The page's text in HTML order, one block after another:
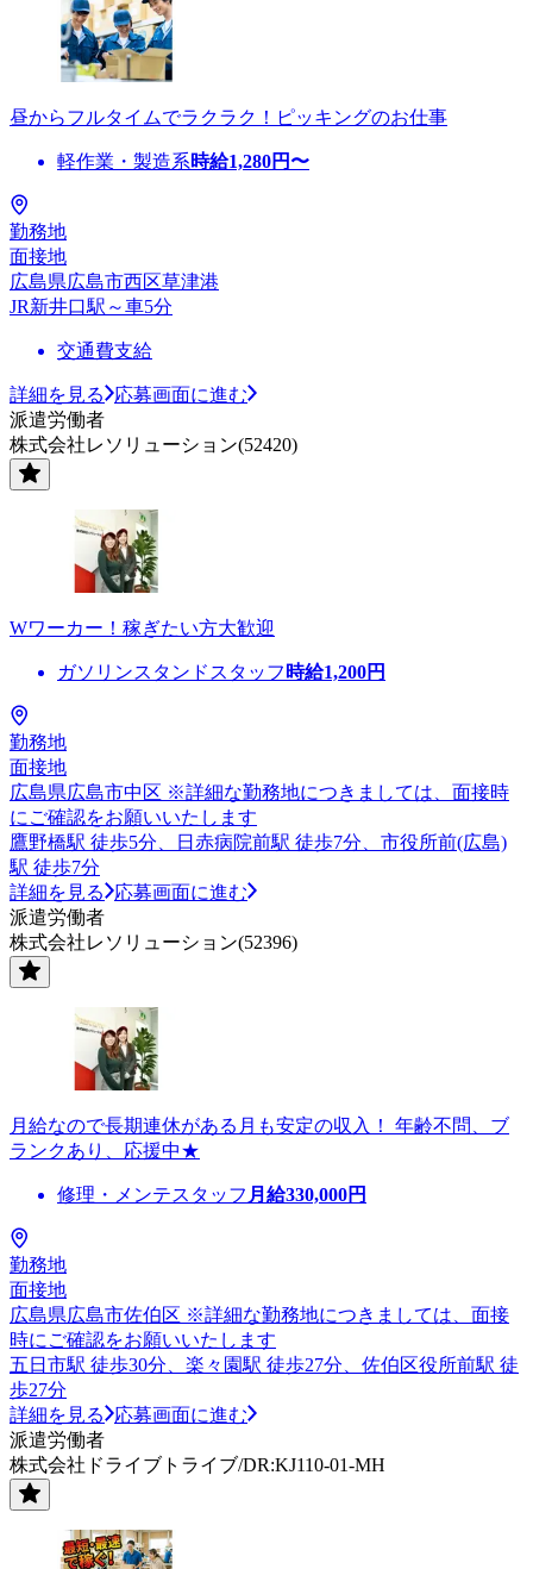
昼からフルタイムでラクラク！ピッキングのお仕事
軽作業・製造系時給1,280円〜
勤務地
面接地
広島県広島市西区草津港
JR新井口駅～車5分
交通費支給
詳細を見る
応募画面に進む
派遣労働者
株式会社レソリューション(52420)
Wワーカー！稼ぎたい方大歓迎
ガソリンスタンドスタッフ 時給1,200円
勤務地
面接地
広島県広島市中区 ※詳細な勤務地につきましては、面接時
にご確認をお願いいたします
鷹野橋駅 徒歩5分、日赤病院前駅 徒歩7分、市役所前(広島)
駅 徒歩7分
詳細を見る
応募画面に進む
派遣労働者
株式会社レソリューション(52396)
月給なので長期連休がある月も安定の収入！ 年齢不問、ブ
ランクあり、応援中★
修理・メンテスタッフ 月給330,000円
勤務地
面接地
広島県広島市佐伯区 ※詳細な勤務地につきましては、面接
時にご確認をお願いいたします
五日市駅 徒歩30分、楽々園駅 徒歩27分、佐伯区役所前駅 徒
歩27分
詳細を見る
応募画面に進む
派遣労働者
株式会社ドライブトライブ/DR:KJ110-01-MH